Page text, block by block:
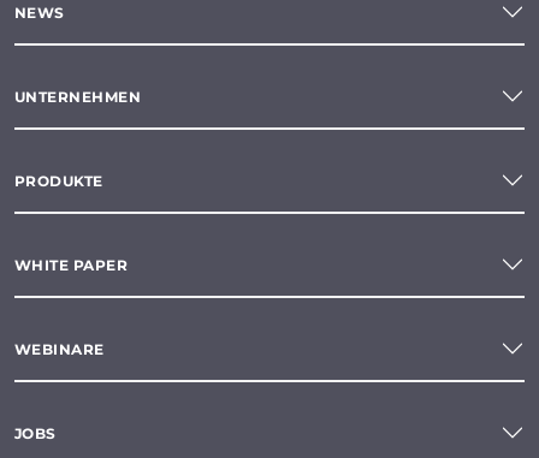
NEWS
UNTERNEHMEN
PRODUKTE
WHITE PAPER
WEBINARE
JOBS